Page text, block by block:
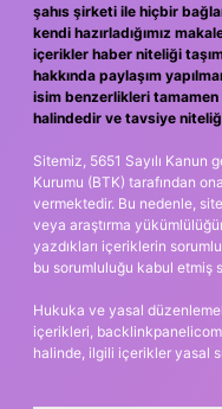
şahıs şirketi ile hiçbir
kendi hazırladığımız
içerikler haber niteliği
hakkında paylaşım
isim benzerlikleri
halindedir ve tavsiye
Sitemiz, 5651 Sayılı
Kurumu (BTK) tarafından
vermektedir. Bu nedenle,
veya araştırma
yazdıkları içeriklerin
bu sorumluluğu kabul etmiş
Hukuka ve yasal
içerikleri,
halinde, ilgili içerikler yasal